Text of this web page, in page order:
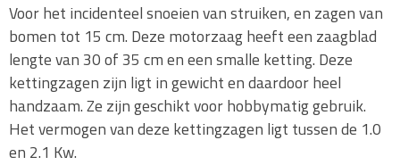
Voor het incidenteel snoeien van struiken, en zagen van
bomen tot 15 cm. Deze motorzaag heeft een zaagblad
lengte van 30 of 35 cm en een smalle ketting. Deze
kettingzagen zijn ligt in gewicht en daardoor heel
handzaam. Ze zijn geschikt voor hobbymatig gebruik.
Het vermogen van deze kettingzagen ligt tussen de 1.0
en 2.1 Kw.